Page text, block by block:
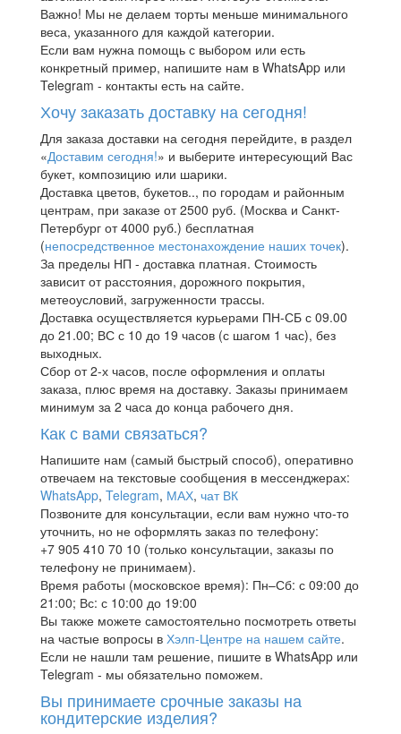
Важно! Мы не делаем торты меньше минимального
веса, указанного для каждой категории.
Если вам нужна помощь с выбором или есть
конкретный пример, напишите нам в WhatsApp или
Telegram - контакты есть на сайте.
Хочу заказать доставку на сегодня!
Для заказа доставки на сегодня перейдите, в раздел
«Доставим сегодня!» и выберите интересующий Вас
букет, композицию или шарики.
Доставка цветов, букетов.., по городам и районным
центрам, при заказе от 2500 руб. (Москва и Санкт-
Петербург от 4000 руб.) бесплатная
(непосредственное местонахождение наших точек).
За пределы НП - доставка платная. Стоимость
зависит от расстояния, дорожного покрытия,
метеоусловий, загруженности трассы.
Доставка осуществляется курьерами ПН-СБ с 09.00
до 21.00; ВС с 10 до 19 часов (с шагом 1 час), без
выходных.
Сбор от 2-х часов, после оформления и оплаты
заказа, плюс время на доставку. Заказы принимаем
минимум за 2 часа до конца рабочего дня.
Как с вами связаться?
Напишите нам (самый быстрый способ), оперативно
отвечаем на текстовые сообщения в мессенджерах:
WhatsApp, Telegram, МАХ, чат ВК
Позвоните для консультации, если вам нужно что-то
уточнить, но не оформлять заказ по телефону:
+7 905 410 70 10 (только консультации, заказы по
телефону не принимаем).
Время работы (московское время): Пн–Сб: с 09:00 до
21:00; Вс: с 10:00 до 19:00
Вы также можете самостоятельно посмотреть ответы
на частые вопросы в Хэлп-Центре на нашем сайте.
Если не нашли там решение, пишите в WhatsApp или
Telegram - мы обязательно поможем.
Вы принимаете срочные заказы на
кондитерские изделия?